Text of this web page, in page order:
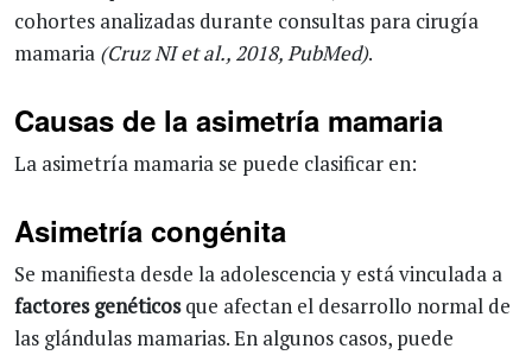
cohortes analizadas durante consultas para cirugía
mamaria (Cruz NI et al., 2018, PubMed).
Causas de la asimetría mamaria
La asimetría mamaria se puede clasificar en:
Asimetría congénita
Se manifiesta desde la adolescencia y está vinculada a
factores genéticosque afectan el desarrollo normal de
las glándulas mamarias. En algunos casos, puede